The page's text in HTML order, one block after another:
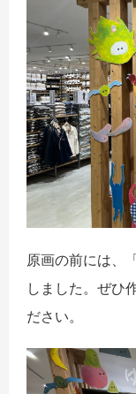
原画の前には、
しました。ぜひ
ださい。